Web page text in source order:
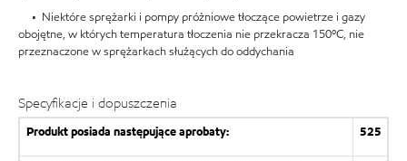
• Niektóre sprężarki i pompy próżniowe tłoczące powietrze i gazy
obojętne, w których temperatura tłoczenia nie przekracza 150ºC, nie
przeznaczone w sprężarkach służących do oddychania
Specyfikacje i dopuszczenia
Produkt posiada następujące aprobaty: 525